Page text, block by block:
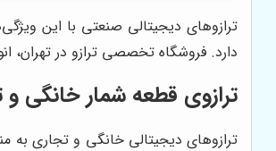
ترازوهای دیجیتالی صنعتی با این
دارد. فروشگاه تخصصی ترازو در
ترازوی قطعه شمارخانگی و
ترازوهای دیجیتالی خانگی و تجاری به